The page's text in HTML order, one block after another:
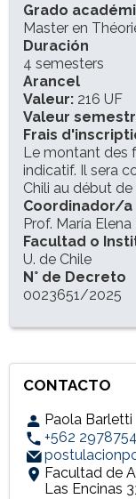
INFORMACIÓN
Grado
Master en
Duración
4 semesters
Arancel
Valeur: 216 UF
Valeur
Frais
Le montant des
indicatif. Il sera
Chili au début
Coordinador/a
Prof. María
Facultad o
U. de Chile
N° de Decreto
0023651/2025
CONTACTO
Paola Barletti
+562
Facultad de
Las Encinas